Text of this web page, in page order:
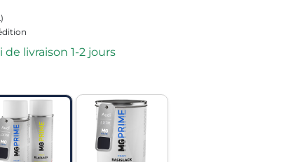
)
livraison 1-2 jours